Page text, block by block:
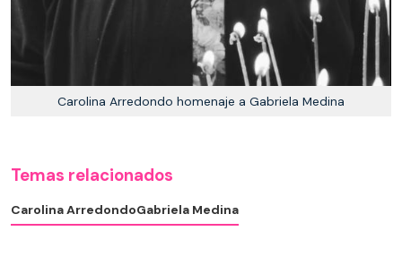
Carolina Arredondo homenaje a Gabriela Medina
Temas relacionados
Carolina ArredondoGabriela Medina